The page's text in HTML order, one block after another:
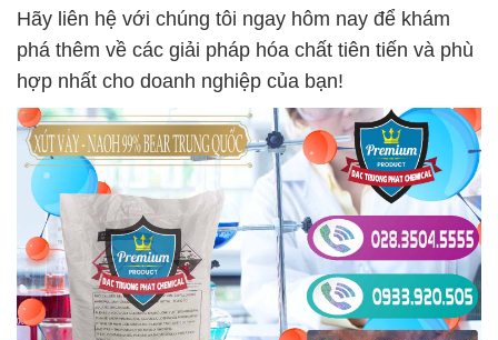
Hãy liên hệ với chúng tôi ngay hôm nay để khám
phá thêm về các giải pháp hóa chất tiên tiến và phù
hợp nhất cho doanh nghiệp của bạn!